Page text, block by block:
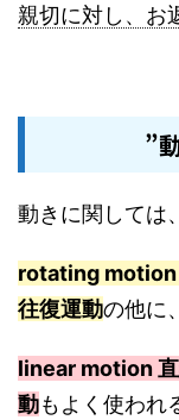
親切に対し、お
”
動きに関しては、
rotating
往復運動の他に、
linear motion
動もよく使われ